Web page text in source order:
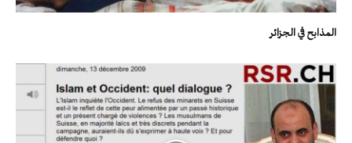
المذابح في الجزائر